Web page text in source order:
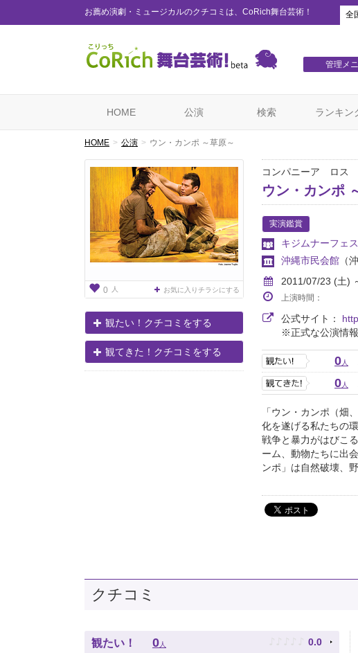
お薦め演劇・ミュージカルのクチコミは、CoRich舞台芸術！ 全
管理メ
HOME 公演 検索 ランキン
HOME 公演 ウン・カンポ ～草原～
0 人 お気に入りチラシにする
観たい！クチコミをする
観てきた！クチコミをする
コンパニーア ロス
ウン・カンポ
実演鑑賞
キジムナーフェ
沖縄市民会館 （
2011/07/23 (土)
上演時間：
公式サイト：
※正式な公演情
0人
0人
「ウン・カンポ（畑
化を遂げる私たちの
戦争と暴力がはびこ
ーム、動物たちに出
ンポ」は自然破壊、
クチコミ
観たい！ 0 人 ♪ ♪ ♪ ♪ ♪ 0.0